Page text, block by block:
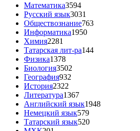
Математика3594
Русский язык3031
Обществознание763
Информатика1950
Химия2281
Татарская лит-ра144
Физика1378
Биология3502
География932
История2322
Литература1367
Английский язык1948
Немецкий язык579
Татарский язык520